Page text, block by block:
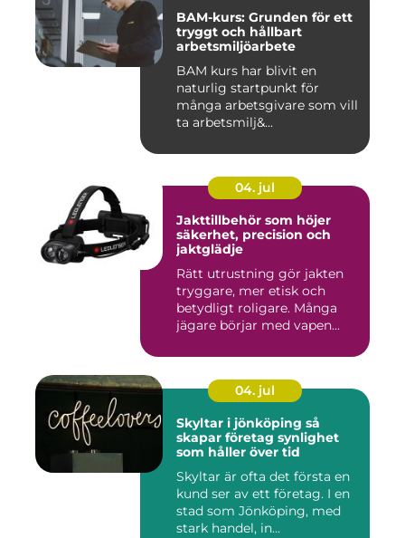
BAM-kurs: Grunden för ett
tryggt och hållbart
arbetsmiljöarbete
BAM kurs har blivit en
naturlig startpunkt för
många arbetsgivare som vill
ta arbetsmilj&...
04. jul
Jakttillbehör som höjer
säkerhet, precision och
jaktglädje
Rätt utrustning gör jakten
tryggare, mer etisk och
betydligt roligare. Många
jägare börjar med vapen...
04. jul
Skyltar i jönköping så
skapar företag synlighet
som håller över tid
Skyltar är ofta det första en
kund ser av ett företag. I en
stad som Jönköping, med
stark handel, in...